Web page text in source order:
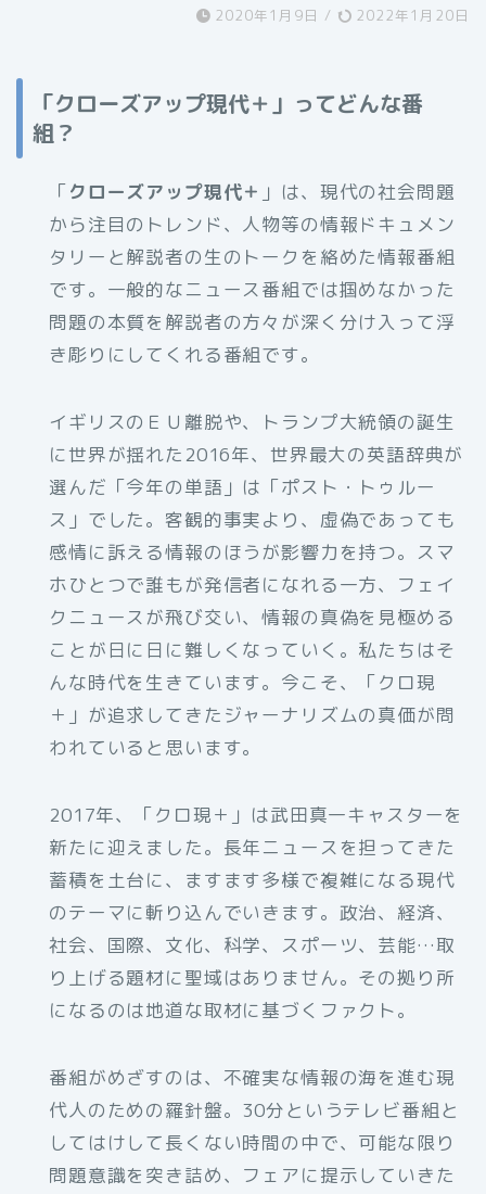
2020年1月9日 / 2022年1月20日
「クローズアップ現代＋」ってどんな番
組？
「クローズアップ現代＋ 」は、現代の社会問題
から注目のトレンド、人物等の情報ドキュメン
タリーと解説者の生のトークを絡めた情報番組
です。一般的なニュース番組では掴めなかった
問題の本質を解説者の方々が深く分け入って浮
き彫りにしてくれる番組です。
イギリスのＥＵ離脱や、トランプ大統領の誕生
に世界が揺れた2016年、世界最大の英語辞典が
選んだ「今年の単語」は「ポスト・トゥルー
ス」でした。客観的事実より、虚偽であっても
感情に訴える情報のほうが影響力を持つ。スマ
ホひとつで誰もが発信者になれる一方、フェイ
クニュースが飛び交い、情報の真偽を見極める
ことが日に日に難しくなっていく。私たちはそ
んな時代を生きています。今こそ、「クロ現
＋」が追求してきたジャーナリズムの真価が問
われていると思います。
2017年、「クロ現＋」は武田真一キャスターを
新たに迎えました。長年ニュースを担ってきた
蓄積を土台に、ますます多様で複雑になる現代
のテーマに斬り込んでいきます。政治、経済、
社会、国際、文化、科学、スポーツ、芸能…取
り上げる題材に聖域はありません。その拠り所
になるのは地道な取材に基づくファクト。
番組がめざすのは、不確実な情報の海を進む現
代人のための羅針盤。30分というテレビ番組と
してはけして長くない時間の中で、可能な限り
問題意識を突き詰め、フェアに提示していきた